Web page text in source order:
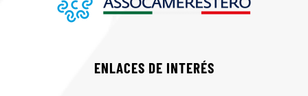
ENLACES DE INTERÉS